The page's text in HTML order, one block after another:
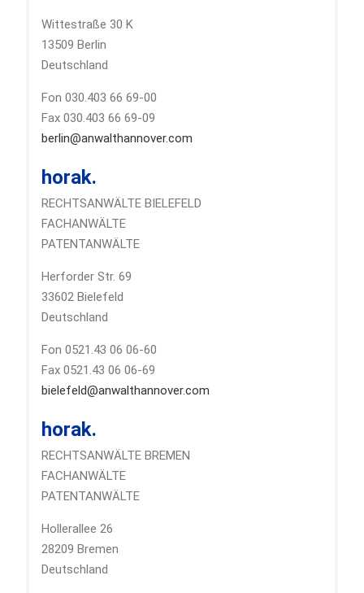
Wittestraße 30 K
13509 Berlin
Deutschland
Fon 030.403 66 69-00
Fax 030.403 66 69-09
berlin@anwalthannover.com
horak.
RECHTSANWÄLTE BIELEFELD
FACHANWÄLTE
PATENTANWÄLTE
Herforder Str. 69
33602 Bielefeld
Deutschland
Fon 0521.43 06 06-60
Fax 0521.43 06 06-69
bielefeld@anwalthannover.com
horak.
RECHTSANWÄLTE BREMEN
FACHANWÄLTE
PATENTANWÄLTE
Hollerallee 26
28209 Bremen
Deutschland